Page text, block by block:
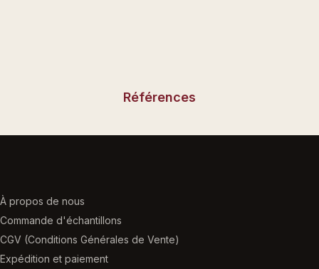
Références
À propos de nous
Commande d'échantillons
CGV (Conditions Générales de Vente)
Expédition et paiement